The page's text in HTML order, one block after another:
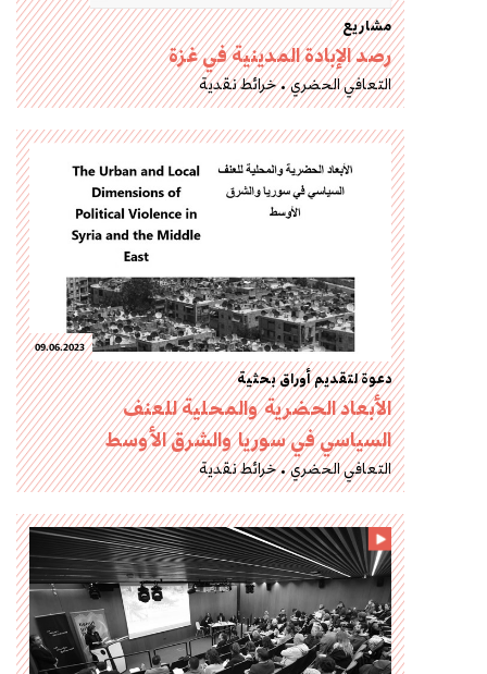
مشاريع
رصد الإبادة المدينية في غزة
التعافي الحضري خرائط نقدية
09.06.2023
دعوة لتقديم أوراق بحثية
الأبعاد الحضرية والمحلية للعنف
السياسي في سوريا والشرق الأوسط
التعافي الحضري خرائط نقدية